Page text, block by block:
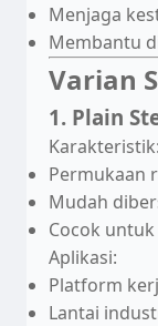
Menjaga
Membantu
Varian
1. Plain
Karakteristik:
Permukaan
Mudah
Cocok
Aplikasi:
Platform
Lantai